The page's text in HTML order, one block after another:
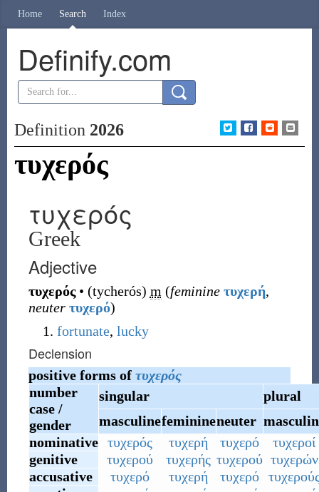
Home Search Index
Definify.com
Definition 2026
τυχερός
τυχερός
Greek
Adjective
τυχερός • (tycherós) m (feminine τυχερή,
neuter τυχερό)
fortunate, lucky
Declension
positive forms of τυχερός
number
case /
gender
singular
plural
masculinefeminineneuter
nominative
τυχερός τυχερή τυχερό
τυχεροί
genitive
τυχερού τυχερής τυχερού τυχερών
accusative
τυχερό τυχερή τυχερό